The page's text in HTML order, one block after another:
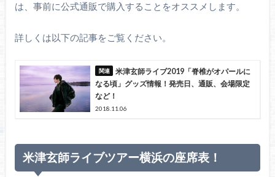
は、事前に公式通販で購入することをオススメします。
詳しくは以下の記事をご覧ください。
米津玄師ライブ2019「脊椎がオパールに
なる頃」グッズ情報！発売日、通販、会場限定
など！
2018.11.06
米津玄師ライブツアー横浜の座席表！